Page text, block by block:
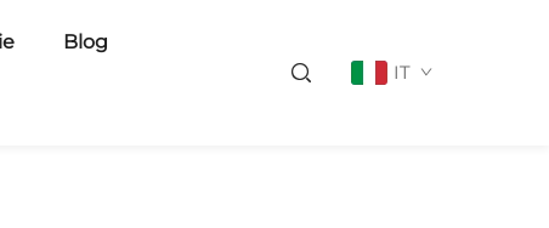
Blog
IT